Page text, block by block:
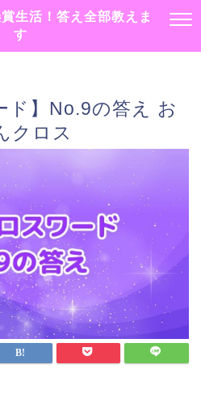
生活！答え全部教えま
す
ド】No.9の答え お
クロス